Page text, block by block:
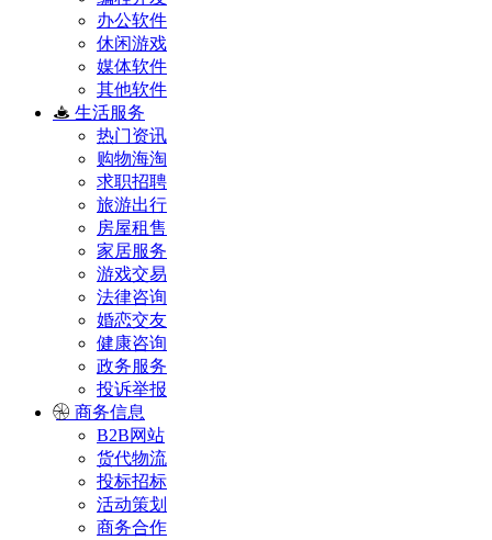
办公软件
休闲游戏
媒体软件
其他软件
生活服务
热门资讯
购物海淘
求职招聘
旅游出行
房屋租售
家居服务
游戏交易
法律咨询
婚恋交友
健康咨询
政务服务
投诉举报
商务信息
B2B网站
货代物流
投标招标
活动策划
商务合作